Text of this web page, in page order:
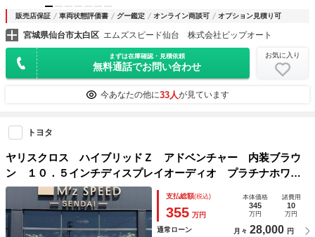
販売店保証 車両状態評価書 グー鑑定 オンライン商談可 オプション見積り可
宮城県仙台市太白区 エムズスピード仙台 株式会社ビップオート
まずは在庫確認・見積依頼
無料通話でお問い合わせ
お気に入り
今あなたの他に33人が見ています
トヨタ
ヤリスクロス ハイブリッドＺ アドベンチャー 内装ブラウ
ン １０．５インチディスプレイオーディオ プラチナホワイ
トパールマイカ／ブラック２トーン アクセサリーコンセン
ト ハンズフリーパワーバックドア アダプティブハイビーム
システム 寒冷地仕様
支払総額(税込)
355 万円
本体価格
345
万円
諸費用
10
万円
通常ローン 月々 28,000 円